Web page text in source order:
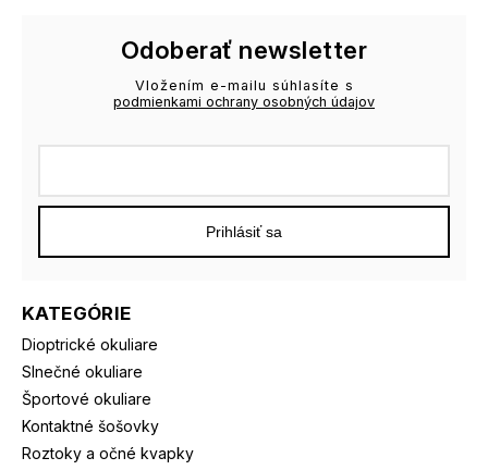
KATEGÓRIE
Dioptrické okuliare
Slnečné okuliare
Športové okuliare
Kontaktné šošovky
Roztoky a očné kvapky
Odoberať newsletter
Vložením e-mailu súhlasíte s
podmienkami ochrany osobných údajov
Prihlásiť sa